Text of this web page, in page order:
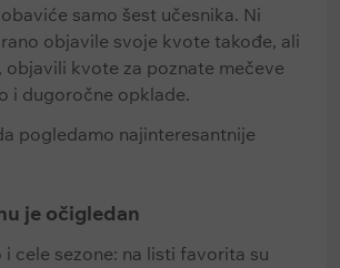
samo šest učesnika. Ni
objavile svoje kvote takođe, ali
objavili kvote za poznate mečeve
i dugoročne opklade.
pogledamo najinteresantnije
je očigledan
i cele sezone: na listi favorita su